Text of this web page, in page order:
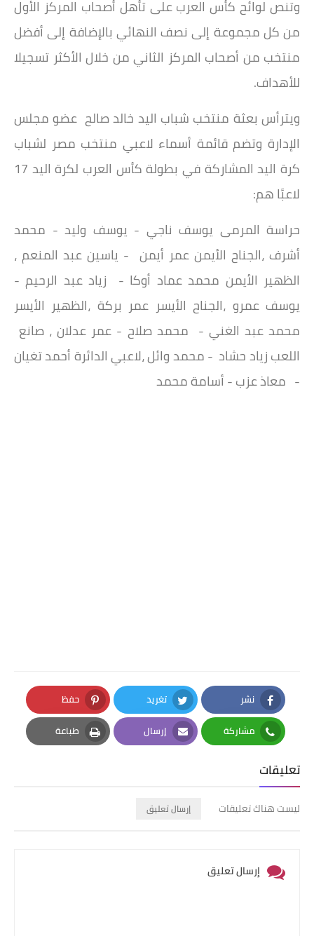
وتنص لوائح كأس العرب على تأهل أصحاب المركز الأول
من كل مجموعة إلى نصف النهائي بالإضافة إلى أفضل
منتخب من أصحاب المركز الثاني من خلال الأكثر تسجيلا
للأهداف.
ويترأس بعثة منتخب شباب اليد خالد صالح عضو مجلس
الإدارة وتضم قائمة أسماء لاعبي منتخب مصر لشباب
كرة اليد المشاركة في بطولة كأس العرب لكرة اليد 17
لاعبًا هم:
حراسة المرمى يوسف ناجي - يوسف وليد - محمد
أشرف ،الجناح الأيمن عمر أيمن - ياسين عبد المنعم ،
الظهير الأيمن محمد عماد أوكا - زياد عبد الرحيم -
يوسف عمرو ،الجناح الأيسر عمر بركة ،الظهير الأيسر
محمد عبد الغني - محمد صلاح - عمر عدلان ، صانع
اللعب زياد حشاد - محمد وائل ،لاعبي الدائرة أحمد تغيان
- معاذ عزب - أسامة محمد
نشر
Facebook
تغريد
Twitter
حفظ
Pinterest
مشاركة
Whatsapp
إرسال
Email
طباعة
Print
تعليقات
ليست هناك تعليقات إرسال تعليق
إرسال تعليق